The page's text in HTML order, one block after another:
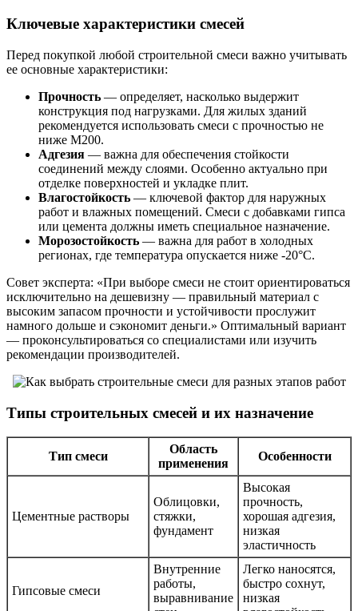
Ключевые характеристики смесей
Перед покупкой любой строительной смеси важно учитывать
ее основные характеристики:
Прочность — определяет, насколько выдержит
конструкция под нагрузками. Для жилых зданий
рекомендуется использовать смеси с прочностью не
ниже М200.
Адгезия — важна для обеспечения стойкости
соединений между слоями. Особенно актуально при
отделке поверхностей и укладке плит.
Влагостойкость — ключевой фактор для наружных
работ и влажных помещений. Смеси с добавками гипса
или цемента должны иметь специальное назначение.
Морозостойкость — важна для работ в холодных
регионах, где температура опускается ниже -20°C.
Совет эксперта: «При выборе смеси не стоит ориентироваться
исключительно на дешевизну — правильный материал с
высоким запасом прочности и устойчивости прослужит
намного дольше и сэкономит деньги.» Оптимальный вариант
— проконсультироваться со специалистами или изучить
рекомендации производителей.
Типы строительных смесей и их назначение
Тип смеси
Область
применения
Особенности
Цементные растворы
Облицовки,
стяжки,
фундамент
Высокая
прочность,
хорошая адгезия,
низкая
эластичность
Гипсовые смеси
Внутренние
работы,
выравнивание
Легко наносятся,
быстро сохнут,
низкая